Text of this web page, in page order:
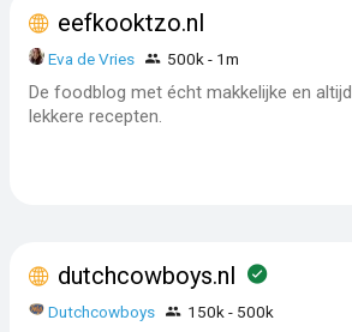
eefkooktzo.nl
Eva de Vries 500k - 1m
De foodblog met écht makkelijke en altijd
lekkere recepten.
dutchcowboys.nl
Dutchcowboys 150k - 500k